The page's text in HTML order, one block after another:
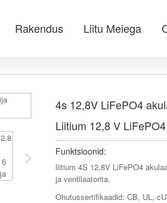
Rakendus Liitu Meiega
4s 12,8V LiFePO4
Liitium 12,8 V
Funktsioonid:
liitium 4S 12,8V LiFePO4
ja ventilaatorita.
Ohutussertifikaadid: CB, UL,